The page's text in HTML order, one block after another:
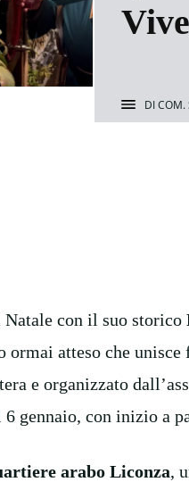
DICOM.
con il suo storico
ormai atteso che
e organizzato
gennaio, con inizio a
arabo Liconza,